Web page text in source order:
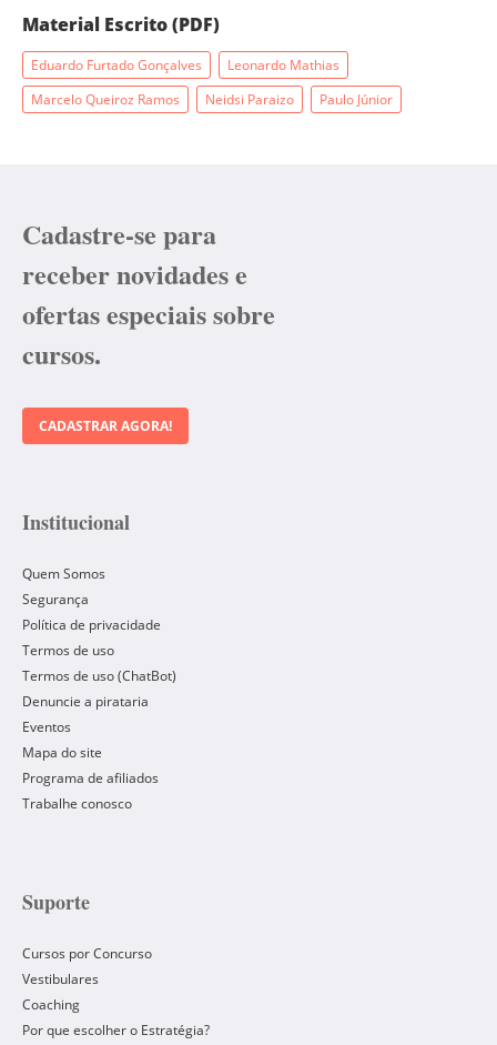
Material Escrito (PDF)
Eduardo Furtado Gonçalves
Leonardo Mathias
Marcelo Queiroz Ramos
Neidsi Paraizo Paulo Júnior
Cadastre-se para
receber novidades e
ofertas especiais sobre
cursos.
CADASTRAR AGORA!
Institucional
Quem Somos
Segurança
Política de privacidade
Termos de uso
Termos de uso (ChatBot)
Denuncie a pirataria
Eventos
Mapa do site
Programa de afiliados
Trabalhe conosco
Suporte
Cursos por Concurso
Vestibulares
Coaching
Por que escolher o Estratégia?